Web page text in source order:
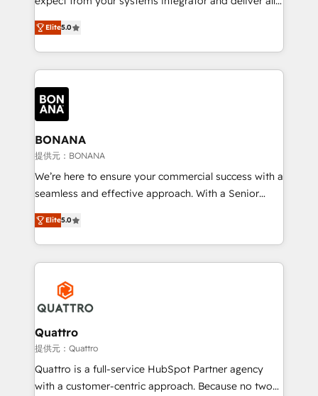
the agency services you'd expect from your
HubSpot Solutions Partner. As one of the UK's
longest-standing partners, we are experts at
maximising the value of the HubSpot platform and
building an integrated growth stack that brings your
business, operational and technical requirements to
life, and creates a 360˚ view of your customer to
help your teams do more. We specialise in HubSpot
technical services, website design and development
as well as agency services that help set you up for
success. Now, more than ever you need to connect
customer service. It's time to empower your teams
to create great customer experiences that generate
happen.
Elite5.0
BONANA
提供元：BONANA
We’re here to ensure your commercial success with a
seamless and effective approach. With a Senior
team that has 10+ years of experience in HubSpot,
we have a deep understanding of SaaS, Business
Services and E-commerce together with Retail. We
streamline and enhance your Sales, Marketing &
Service efforts, providing insights in your
commercial operations. We're good at RevOps,
automating and optimizing your marketing, sales &
service operations with AI, designing and building
your website, and we drive growth through Account-
Based Marketing, SEO, SEA and many other tactics.
No worries, we will advise you in which to deploy
Elite5.0
Quattro
提供元：Quattro
Quattro is a full-service HubSpot Partner agency
with a customer-centric approach. Because no two